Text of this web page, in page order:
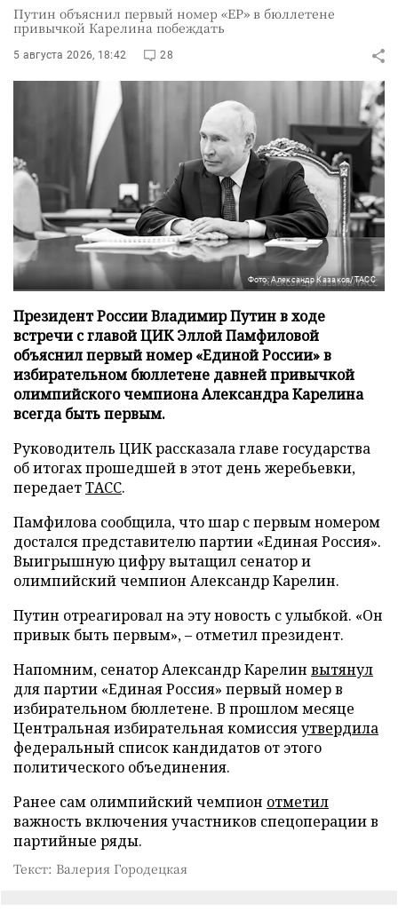
Путин объяснил первый номер «ЕР» в бюллетене
привычкой Карелина побеждать
5 августа 2026, 18:42 28
Фото: Александр Казаков/ТАСС
Президент России Владимир Путин в ходе
встречи с главой ЦИК Эллой Памфиловой
объяснил первый номер «Единой России» в
избирательном бюллетене давней привычкой
олимпийского чемпиона Александра Карелина
всегда быть первым.
Руководитель ЦИК рассказала главе государства
об итогах прошедшей в этот день жеребьевки,
передаетТАСС.
Памфилова сообщила, что шар с первым номером
достался представителю партии «Единая Россия».
Выигрышную цифру вытащил сенатор и
олимпийский чемпион Александр Карелин.
Путин отреагировал на эту новость с улыбкой. «Он
привык быть первым», – отметил президент.
Напомним, сенатор Александр Карелин вытянул
для партии «Единая Россия» первый номер в
избирательном бюллетене. В прошлом месяце
Центральная избирательная комиссияутвердила
федеральный список кандидатов от этого
политического объединения.
Ранее сам олимпийский чемпион отметил
важность включения участников спецоперации в
партийные ряды.
Текст: Валерия Городецкая